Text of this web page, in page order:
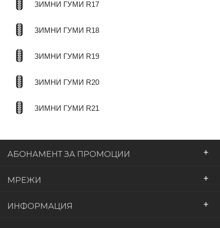
ЗИМНИ ГУМИ R17
ЗИМНИ ГУМИ R18
ЗИМНИ ГУМИ R19
ЗИМНИ ГУМИ R20
ЗИМНИ ГУМИ R21
АБОНАМЕНТ ЗА ПРОМОЦИИ +
МРЕЖИ +
ИНФОРМАЦИЯ +